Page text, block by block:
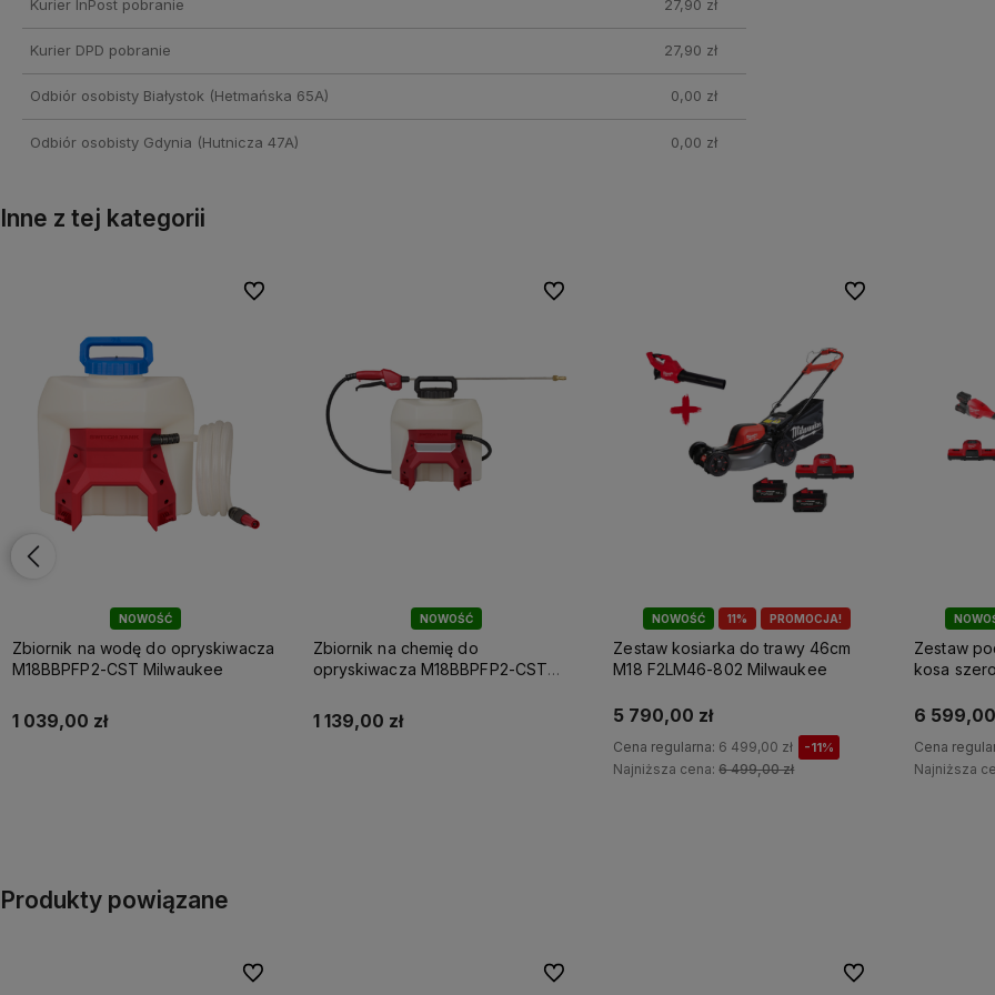
Kurier InPost pobranie 27,90 zł
Kurier DPD pobranie 27,90 zł
Odbiór osobisty Białystok(Hetmańska 65A) 0,00 zł
Odbiór osobisty Gdynia (Hutnicza 47A) 0,00 zł
Inne z tej kategorii
NOWOŚĆ
Zbiornik na wodę do opryskiwacza
M18BBPFP2-CST Milwaukee
1 039,00 zł
Do ulubionych
Do ulubionych
NOWOŚĆ
Zbiornik na chemię do
opryskiwacza M18BBPFP2-CST
1 139,00 zł
Do ulubionych
Do ulubionych
11% PROMOCJA!
NOWOŚĆ
Zestaw kosiarka do trawy 46cm
M18 F2LM46-802 Milwaukee
5 790,00 zł
Cena regularna: 6 499,00 zł -11%
Najniższa cena:6 499,00 zł
Do ulubionych
Do ulubionych
Zestaw
kosa
6 599,00
Cena
Najniższa
Produkty powiązane
Do ulubionych Do ulubionych Do ulubionych